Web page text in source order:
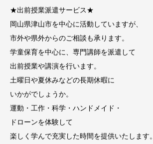
★出前授業派遣サービス★
岡山県津山市を中心に活動していますが、
市外や県外からのご相談も承ります。
学童保育を中心に、専門講師を派遣して
出前授業や講演を行います。
土曜日や夏休みなどの長期休暇に
いかがでしょうか。
運動・工作・科学・ハンドメイド・
ドローンを体験して
楽しく学んで充実した時間を提供いたします。